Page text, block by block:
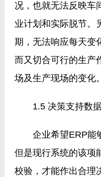
况，也就无法反映车
业计划和实际脱节。
期，无法响应每天变
而又切合可行的生产
场及生产现场的变化。
1.5 决策支持数据
企业希望ERP能够
但是现行系统的该项
校验，才能作出合理